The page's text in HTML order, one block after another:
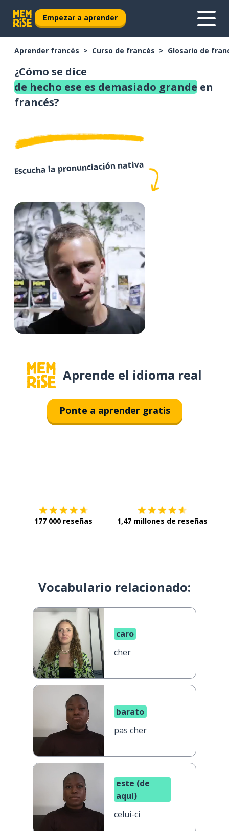
Empezar a aprender
Aprender francés Curso de francés Glosario de
¿Cómo se dice
de hecho ese es demasiado grande en
francés?
Escucha la pronunciación nativa
Aprende el idioma real
Ponte a aprender gratis
177 000 reseñas 1,47 millones de reseñas
Vocabulario relacionado:
caro
cher
barato
pas cher
este (de
aquí)
celui-ci